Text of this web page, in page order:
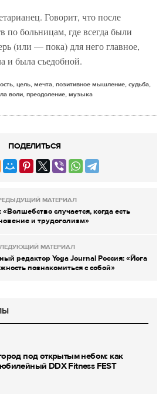
Говорит, что после
по больницам, где всегда были
(или — пока) для него главное,
и была съедобной.
цель, мечта, позитивное мышление, судьба,
воли, преодоление, музыка
ПОДЕЛИТЬСЯ
МАТЕРИАЛ
случается, когда есть
и трудоголизм»
МАТЕРИАЛ
редактор Yoga Journal Россия: «Йога
познакомиться с собой»
под открытым небом: как
DDX Fitness FEST